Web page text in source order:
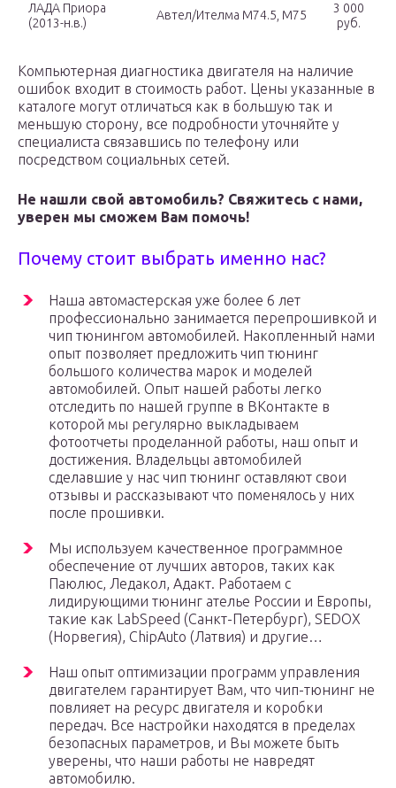
ЛАДА Приора
(2013-н.в.)
Автел/Ителма М74.5, М75
3 000
руб.
Компьютерная диагностика двигателя на наличие
ошибок входит в стоимость работ. Цены указанные в
каталоге могут отличаться как в большую так и
меньшую сторону, все подробности уточняйте у
специалиста связавшись по телефону или
посредством социальных сетей.
Не нашли свой автомобиль? Свяжитесь с нами,
уверен мы сможем Вам помочь!
Почему стоит выбрать именно нас?
Наша автомастерская уже более 6 лет
профессионально занимается перепрошивкой и
чип тюнингом автомобилей. Накопленный нами
опыт позволяет предложить чип тюнинг
большого количества марок и моделей
автомобилей. Опыт нашей работы легко
отследить по нашей группе в ВКонтакте в
которой мы регулярно выкладываем
фотоотчеты проделанной работы, наш опыт и
достижения. Владельцы автомобилей
сделавшие у нас чип тюнинг оставляют свои
отзывы и рассказывают что поменялось у них
после прошивки.
Мы используем качественное программное
обеспечение от лучших авторов, таких как
Паюлюс, Ледакол, Адакт. Работаем с
лидирующими тюнинг ателье России и Европы,
такие как LabSpeed (Санкт-Петербург), SEDOX
(Норвегия), ChipAuto (Латвия) и другие…
Наш опыт оптимизации программ управления
двигателем гарантирует Вам, что чип-тюнинг не
повлияет на ресурс двигателя и коробки
передач. Все настройки находятся в пределах
безопасных параметров, и Вы можете быть
уверены, что наши работы не навредят
автомобилю.